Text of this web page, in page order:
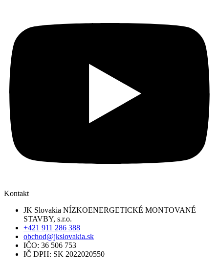
Kontakt
JK Slovakia NÍZKOENERGETICKÉ MONTOVANÉ
STAVBY, s.r.o.
+421 911 286 388
obchod@jkslovakia.sk
IČO: 36 506 753
IČ DPH: SK 2022020550